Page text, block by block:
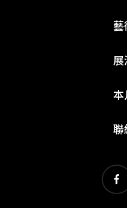
本
聯